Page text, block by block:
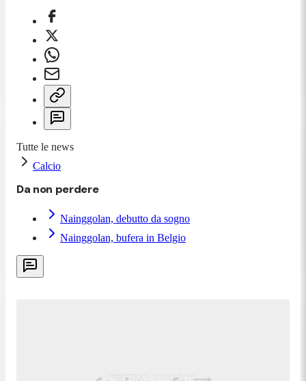
Tutte le news
Calcio
Da non perdere
Nainggolan, debutto da sogno
Nainggolan, bufera in Belgio